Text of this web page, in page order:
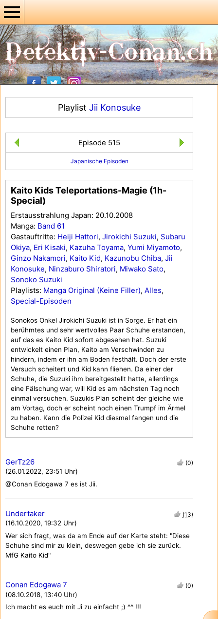
GerTz26
(26.01.2022, 23:51 Uhr)
(0)
@Conan Edogawa 7 es ist Jii.
Undertaker
(16.10.2020, 19:32 Uhr)
(13)
Wer sich fragt, was da am Ende auf der Karte steht: "Diese
Schuhe sind mir zu klein, deswegen gebe ich sie zurück.
MfG Kaito Kid"
Conan Edogawa 7
(08.10.2018, 13:40 Uhr)
(0)
Ich macht es euch mit Ji zu einfacht ;) ^^ !!!
Playlist Jii Konosuke
Episode 515
Japanische Episoden
Kaito Kids Teleportations-Magie (1h-
Special)
Erstausstrahlung Japan: 20.10.2008
Manga: Band 61
Gastauftritte: Heiji Hattori, Jirokichi Suzuki, Subaru
Okiya, Eri Kisaki, Kazuha Toyama, Yumi Miyamoto,
Ginzo Nakamori, Kaito Kid, Kazunobu Chiba, Jii
Konosuke, Ninzaburo Shiratori, Miwako Sato,
Sonoko Suzuki
Playlists: Manga Original (Keine Filler), Alles,
Special-Episoden
Sonokos Onkel Jirokichi Suzuki ist in Sorge. Er hat ein
berühmtes und sehr wertvolles Paar Schuhe erstanden,
auf das es Kaito Kid sofort abgesehen hat. Suzuki
entwickelt einen Plan, Kaito am Verschwinden zu
hindern, indem er ihn am Boden festhält. Doch der erste
Versuch scheitert und Kid kann fliehen. Da einer der
Schuhe, die Suzuki ihm bereitgestellt hatte, allerdings
eine Fälschung war, will Kid es am nächsten Tag noch
einmal versuchen. Suzukis Plan scheint der gleiche wie
am Vortag, doch er scheint noch einen Trumpf im Ärmel
zu haben. Kann die Polizei Kid diesmal fangen und die
Schuhe retten?